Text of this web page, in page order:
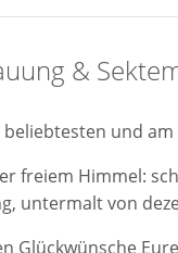
&
und
freiem Himmel:
untermalt von
Glückwünsche